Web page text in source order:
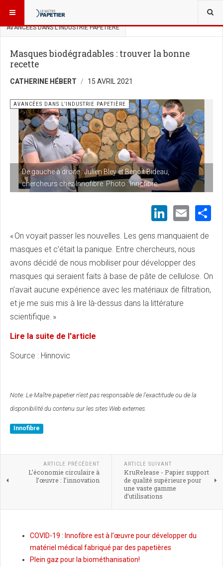
VOUS ÊTES ICI :
AVANCÉES DANS L’INDUSTRIE PAPETIÈRE
Masques biodégradables : trouver la bonne
recette
CATHERINE HÉBERT 15 AVRIL 2021
De gauche à droite : Julien Bley et Benoit Bideau,
chercheurs chez Innofibre. Photo : Innofibre.
AVANCÉES DANS L’INDUSTRIE PAPETIÈRE
« On voyait passer les nouvelles. Les gens manquaient de
masques et c’était la panique. Entre chercheurs, nous
avons décidé de nous mobiliser pour développer des
masques qui seraient faits à base de pâte de cellulose. On
n’avait aucune expérience avec les matériaux de filtration,
et je me suis mis à lire là-dessus dans la littérature
scientifique. »
Lire la suite de l'article
Source : Hinnovic
Note: Le Maître papetier n'est pas responsable de l'exactitude ou de la
disponibilité du contenu sur les sites Web externes.
Innofibre
ARTICLE PRÉCÉDENT
L’économie circulaire à
l’œuvre : l’innovation
ARTICLE SUIVANT
KruRelease - Papier support
de qualité supérieure pour
une vaste gamme
d’utilisations
COVID-19 : Innofibre est à l’œuvre pour développer du
matériel médical fabriqué par des papetières
Plein gaz pour la biométhanisation!